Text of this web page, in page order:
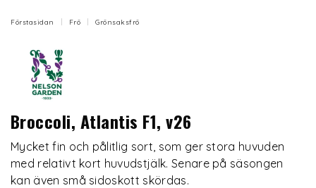
Förstasidan Frö Grönsaksfrö
Broccoli, Atlantis F1, v26
Mycket fin och pålitlig sort, som ger stora huvuden
med relativt kort huvudstjälk. Senare på säsongen
kan även små sidoskott skördas.